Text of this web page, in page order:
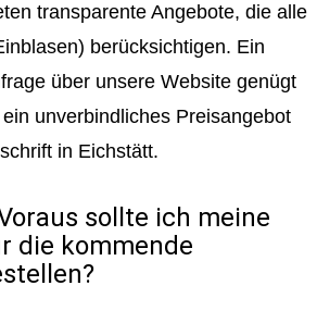
transparente Angebote, die alle
berücksichtigen. Ein
über unsere Website genügt
unverbindliches Preisangebot
in Eichstätt.
sollte ich meine
die kommende